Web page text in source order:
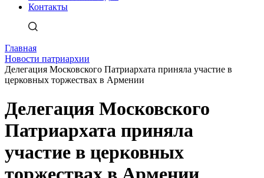
Контакты
Главная
Новости патриархии
Делегация Московского Патриархата приняла участие в
церковных торжествах в Армении
Делегация Московского
Патриархата приняла
участие в церковных